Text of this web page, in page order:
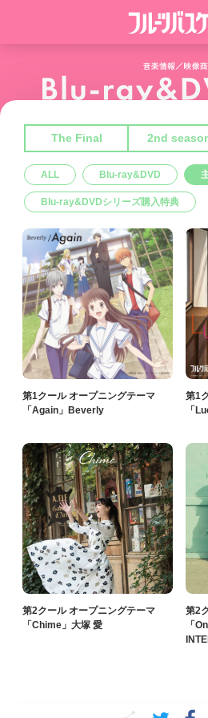
The Final 2nd
ALL Blu-ray&DVD
Blu-ray&DVDシリーズ購入特典
第1クール オープニングテーマ
「Again」Beverly
第1
「
第2クール オープニングテーマ
「Chime」大塚 愛
第2
「